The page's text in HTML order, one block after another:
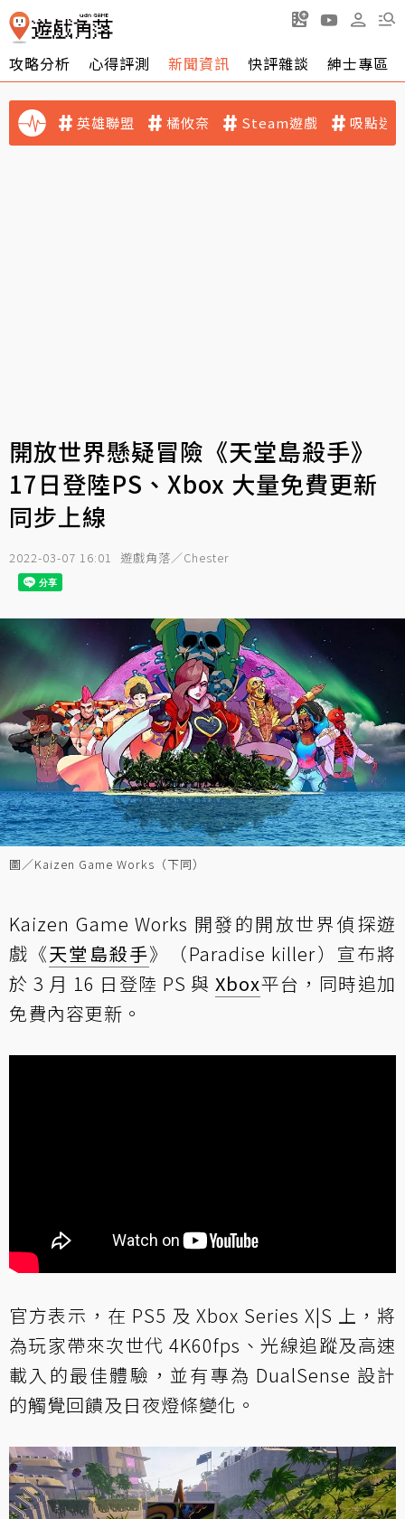
攻略分析 心得評測 新聞資訊 快評雜談 紳士專區
英雄聯盟 橘攸奈 Steam遊戲 吸點迷
開放世界懸疑冒險《天堂島殺手》
17日登陸PS、Xbox 大量免費更新
同步上線
2022-03-07 16:01 遊戲角落／Chester
圖／Kaizen Game Works（下同）
Kaizen Game Works 開發的開放世界偵探遊
戲《天堂島殺手》（Paradise killer）宣布將
於 3 月 16 日登陸 PS 與Xbox平台，同時追加
免費內容更新。
官方表示，在 PS5 及 Xbox Series X|S 上，將
為玩家帶來次世代 4K60fps、光線追蹤及高速
載入的最佳體驗，並有專為 DualSense 設計
的觸覺回饋及日夜燈條變化。